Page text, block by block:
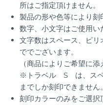
所はご指定頂けません。
製品の形や色等により刻
数字、小文字はご使用い
文字数はスペース、ピリ
ででございます。
（商品によりご希望に
※トラベル S は、スペ
までしか刻印できません。
刻印カラーのみをご選択